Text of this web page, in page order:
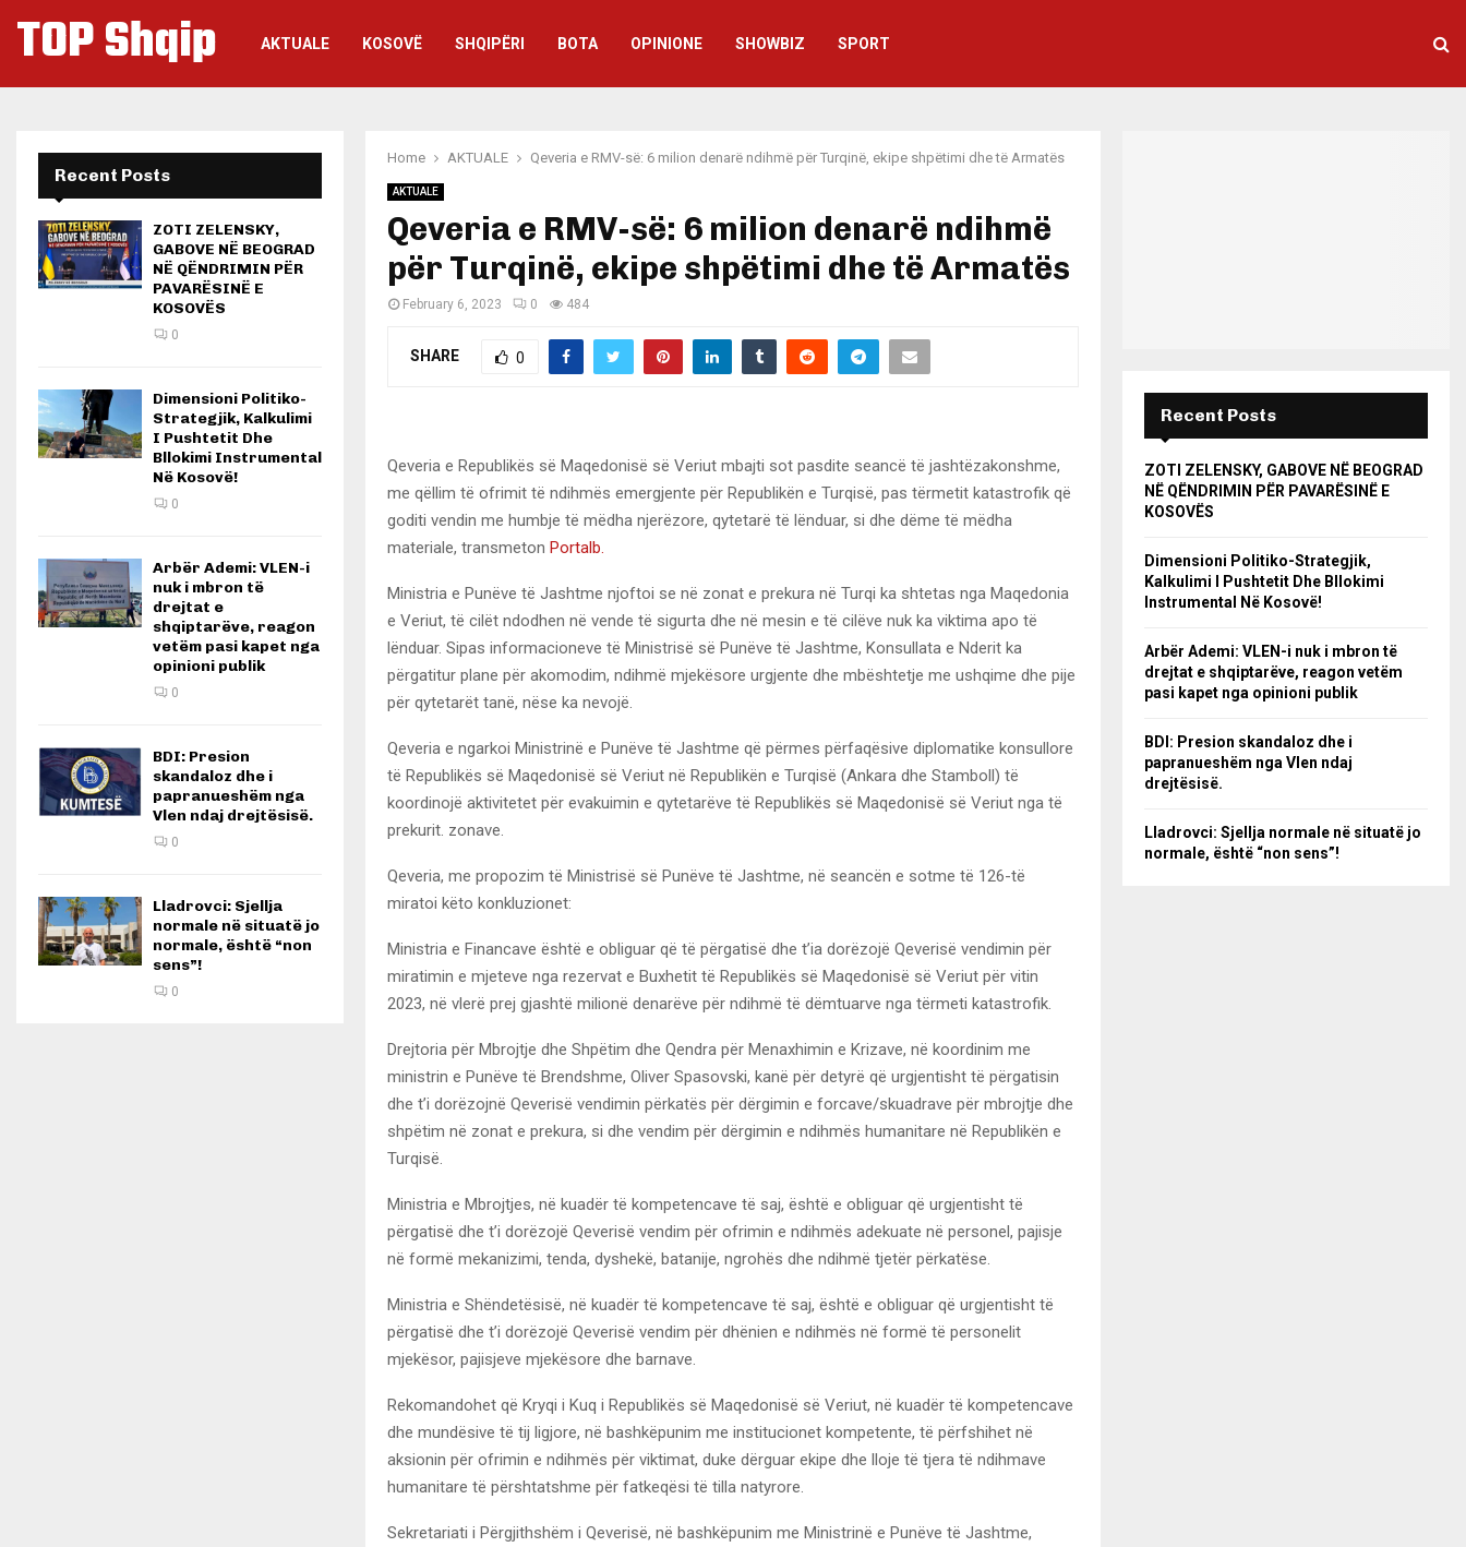
TOP Shqip AKTUALE KOSOVË SHQIPËRI BOTA OPINIONE SHOWBIZ SPORT
Home AKTUALE Qeveria e RMV-së: 6 milion denarë ndihmë për Turqinë, ekipe shpëtimi dhe të Armatës
AKTUALE
Qeveria e RMV-së: 6 milion denarë ndihmë
për Turqinë, ekipe shpëtimi dhe të Armatës
February 6, 2023 0 484
SHARE 0
Qeveria e Republikës së Maqedonisë së Veriut mbajti sot pasdite seancë të jashtëzakonshme,
me qëllim të ofrimit të ndihmës emergjente për Republikën e Turqisë, pas tërmetit katastrofik që
goditi vendin me humbje të mëdha njerëzore, qytetarë të lënduar, si dhe dëme të mëdha
materiale, transmeton Portalb.
Ministria e Punëve të Jashtme njoftoi se në zonat e prekura në Turqi ka shtetas nga Maqedonia
e Veriut, të cilët ndodhen në vende të sigurta dhe në mesin e të cilëve nuk ka viktima apo të
lënduar. Sipas informacioneve të Ministrisë së Punëve të Jashtme, Konsullata e Nderit ka
përgatitur plane për akomodim, ndihmë mjekësore urgjente dhe mbështetje me ushqime dhe pije
për qytetarët tanë, nëse ka nevojë.
Qeveria e ngarkoi Ministrinë e Punëve të Jashtme që përmes përfaqësive diplomatike konsullore
të Republikës së Maqedonisë së Veriut në Republikën e Turqisë (Ankara dhe Stamboll) të
koordinojë aktivitetet për evakuimin e qytetarëve të Republikës së Maqedonisë së Veriut nga të
prekurit. zonave.
Qeveria, me propozim të Ministrisë së Punëve të Jashtme, në seancën e sotme të 126-të
miratoi këto konkluzionet:
Ministria e Financave është e obliguar që të përgatisë dhe t’ia dorëzojë Qeverisë vendimin për
miratimin e mjeteve nga rezervat e Buxhetit të Republikës së Maqedonisë së Veriut për vitin
2023, në vlerë prej gjashtë milionë denarëve për ndihmë të dëmtuarve nga tërmeti katastrofik.
Drejtoria për Mbrojtje dhe Shpëtim dhe Qendra për Menaxhimin e Krizave, në koordinim me
ministrin e Punëve të Brendshme, Oliver Spasovski, kanë për detyrë që urgjentisht të përgatisin
dhe t’i dorëzojnë Qeverisë vendimin përkatës për dërgimin e forcave/skuadrave për mbrojtje dhe
shpëtim në zonat e prekura, si dhe vendim për dërgimin e ndihmës humanitare në Republikën e
Turqisë.
Ministria e Mbrojtjes, në kuadër të kompetencave të saj, është e obliguar që urgjentisht të
përgatisë dhe t’i dorëzojë Qeverisë vendim për ofrimin e ndihmës adekuate në personel, pajisje
në formë mekanizimi, tenda, dyshekë, batanije, ngrohës dhe ndihmë tjetër përkatëse.
Ministria e Shëndetësisë, në kuadër të kompetencave të saj, është e obliguar që urgjentisht të
përgatisë dhe t’i dorëzojë Qeverisë vendim për dhënien e ndihmës në formë të personelit
mjekësor, pajisjeve mjekësore dhe barnave.
Rekomandohet që Kryqi i Kuq i Republikës së Maqedonisë së Veriut, në kuadër të kompetencave
dhe mundësive të tij ligjore, në bashkëpunim me institucionet kompetente, të përfshihet në
aksionin për ofrimin e ndihmës për viktimat, duke dërguar ekipe dhe lloje të tjera të ndihmave
humanitare të përshtatshme për fatkeqësi të tilla natyrore.
Sekretariati i Përgjithshëm i Qeverisë, në bashkëpunim me Ministrinë e Punëve të Jashtme,
Recent Posts
ZOTI ZELENSKY,
GABOVE NË BEOGRAD
NË QËNDRIMIN PËR
PAVARËSINË E
KOSOVËS
0
Dimensioni Politiko-
Strategjik, Kalkulimi
I Pushtetit Dhe
Bllokimi Instrumental
Në Kosovë!
0
Arbër Ademi: VLEN-i
nuk i mbron të
drejtat e
shqiptarëve, reagon
vetëm pasi kapet nga
opinioni publik
0
BDI: Presion
skandaloz dhe i
papranueshëm nga
Vlen ndaj drejtësisë.
0
Lladrovci: Sjellja
normale në situatë jo
normale, është “non
sens”!
0
Recent Posts
ZOTI ZELENSKY, GABOVE NË BEOGRAD
NË QËNDRIMIN PËR PAVARËSINË E
KOSOVËS
Dimensioni Politiko-Strategjik,
Kalkulimi I Pushtetit Dhe Bllokimi
Instrumental Në Kosovë!
Arbër Ademi: VLEN-i nuk i mbron të
drejtat e shqiptarëve, reagon vetëm
pasi kapet nga opinioni publik
BDI: Presion skandaloz dhe i
papranueshëm nga Vlen ndaj
drejtësisë.
Lladrovci: Sjellja normale në situatë jo
normale, është “non sens”!